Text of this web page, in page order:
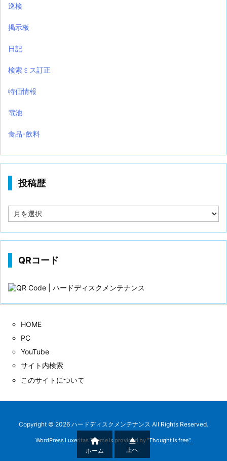
巡検
掲示板
日記
検索ミス訂正
特価情報
電池
食品･飲料
投稿歴
稿
QRコード
HOME
PC
YouTube
サイト内検索
このサイトについて
Copyright © 2026 ハードディスクメンテナンス All Rights Reserved.
WordPress Luxeritas Theme is provided by "Thought is free".

ホーム

上へ